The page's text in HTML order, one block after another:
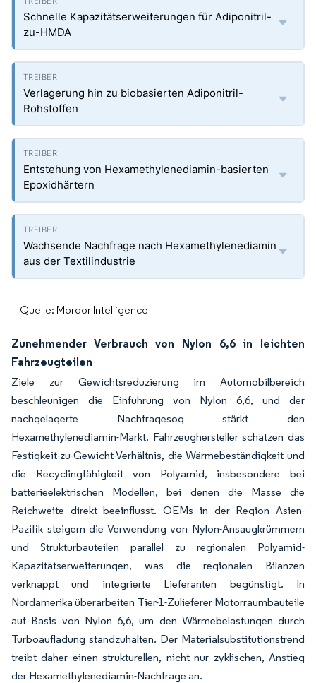
Schnelle Kapazitätserweiterungen für Adiponitril-
zu-HMDA
Verlagerung hin zu biobasierten Adiponitril-
Rohstoffen
Entstehung von Hexamethylenediamin-basierten
Epoxidhärtern
Wachsende Nachfrage nach Hexamethylenediamin
aus der Textilindustrie
Quelle: Mordor Intelligence
Zunehmender Verbrauch von Nylon 6,6 in leichten
Fahrzeugteilen
Ziele zur Gewichtsreduzierung im Automobilbereich
beschleunigen die Einführung von Nylon 6,6, und der
nachgelagerte Nachfragesog stärkt den
Hexamethylenediamin-Markt. Fahrzeughersteller schätzen das
Festigkeit-zu-Gewicht-Verhältnis, die Wärmebeständigkeit und
die Recyclingfähigkeit von Polyamid, insbesondere bei
batterieelektrischen Modellen, bei denen die Masse die
Reichweite direkt beeinflusst. OEMs in der Region Asien-
Pazifik steigern die Verwendung von Nylon-Ansaugkrümmern
und Strukturbauteilen parallel zu regionalen Polyamid-
Kapazitätserweiterungen, was die regionalen Bilanzen
verknappt und integrierte Lieferanten begünstigt. In
Nordamerika überarbeiten Tier-1-Zulieferer Motorraumbauteile
auf Basis von Nylon 6,6, um den Wärmebelastungen durch
Turboaufladung standzuhalten. Der Materialsubstitutionstrend
treibt daher einen strukturellen, nicht nur zyklischen, Anstieg
der Hexamethylenediamin-Nachfrage an.